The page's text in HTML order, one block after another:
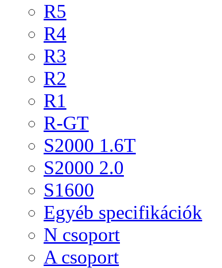
R5
R4
R3
R2
R1
R-GT
S2000 1.6T
S2000 2.0
S1600
Egyéb specifikációk
N csoport
A csoport